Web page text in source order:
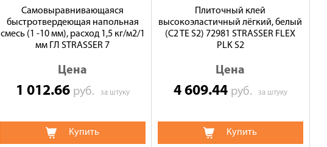
Самовыравнивающаяся
быстротвердеющая напольная
смесь (1 -10 мм), расход 1,5 кг/м2/1
мм ГЛ STRASSER 7
Цена
1 012.66 руб. за штуку
Купить
Плиточный клей
высокоэластичный лёгкий, белый
(C2 TE S2) 72981 STRASSER FLEX
PLK S2
Цена
4 609.44 руб. за штуку
Купить